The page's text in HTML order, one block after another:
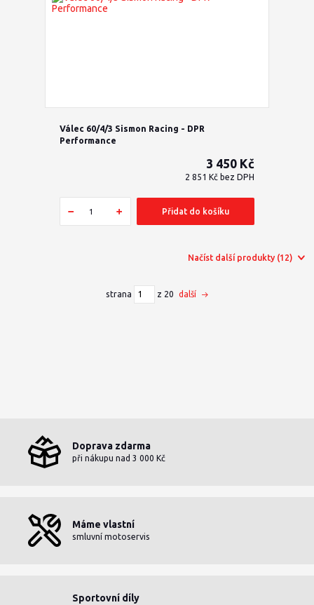
Válec 60/4/3 Sismon Racing - DPR
Performance
3 450 Kč
2 851 Kč bez DPH
Přidat do košíku
Načíst další produkty (12)
strana z 20 další
Doprava zdarma
při nákupu nad 3 000 Kč
Máme vlastní
smluvní motoservis
Sportovní díly